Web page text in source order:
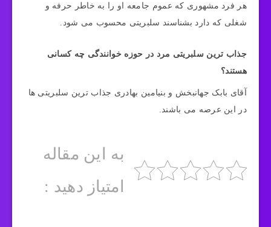
هر فرد مشهوری که عموم جامعه او را به خاطر حرفه و
شغلی که دارد بشناسند سلبریتی محسوب می شود.
جذاب ترین سلبریتی مرد در حوزه خوانندگی چه کسانی
هستند؟
آقای بابک جهانبخش و بنیامین بهادری جذاب ترین سلبریتی ها
در این عرصه می باشند.
به این مقاله
امتیاز دهید :